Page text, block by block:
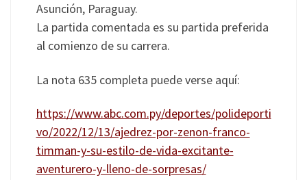
Asunción, Paraguay.
La partida comentada es su partida preferida
al comienzo de su carrera.
La nota 635 completa puede verse aquí:
https://www.abc.com.py/deportes/polideporti
vo/2022/12/13/ajedrez-por-zenon-franco-
timman-y-su-estilo-de-vida-excitante-
aventurero-y-lleno-de-sorpresas/